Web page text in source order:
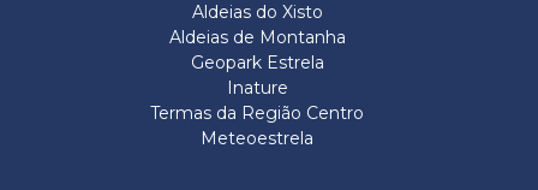
Aldeias do Xisto
Aldeias de Montanha
Geopark Estrela
Inature
Termas da Região Centro
Meteoestrela